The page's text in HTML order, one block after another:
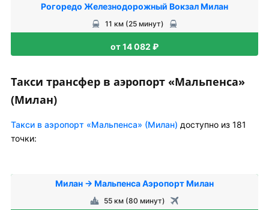
Рогоредо Железнодорожный Вокзал Милан
11 км (25 минут)
от 14 082 ₽
Такси трансфер в аэропорт «Мальпенса»
(Милан)
Такси в аэропорт «Мальпенса» (Милан) доступно из 181
точки:
Милан → Мальпенса Аэропорт Милан
55 км (80 минут)